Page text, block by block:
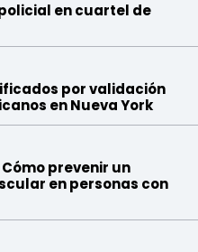
en cuartel de
por validación
en Nueva York
prevenir un
en personas con